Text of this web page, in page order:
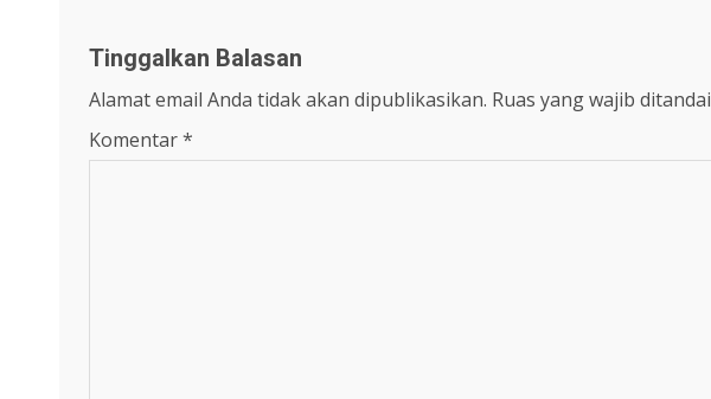
Tinggalkan Balasan
Alamat email Anda tidak akan dipublikasikan. Ruas yang wajib ditandai
Komentar*